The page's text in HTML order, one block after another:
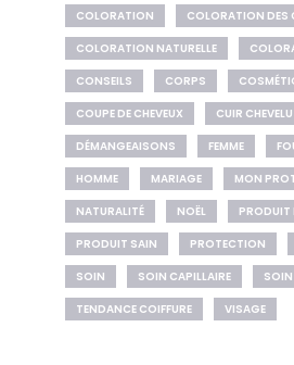
COLORATION
COLORATION DES
COLORATION NATURELLE
CONSEILS
CORPS
COUPE DE CHEVEUX
CUIR CHEVELU
DÉMANGEAISONS
FEMME
HOMME
MARIAGE
MON
NATURALITÉ
NOËL
PRODUIT
PRODUIT SAIN
PROTECTION
SOIN
SOIN CAPILLAIRE
SOIN
TENDANCE COIFFURE
VISAGE